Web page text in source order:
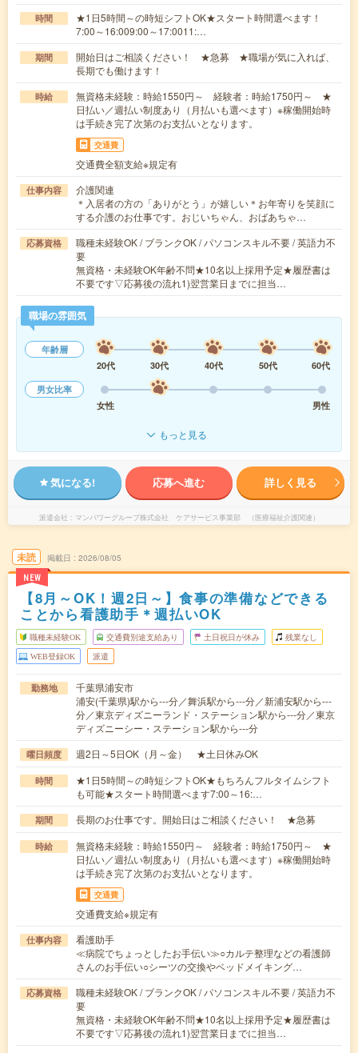
時間
★1日5時間～の時短シフトOK★スタート時間選べます！
7:00～16:009:00～17:0011:…
期間
開始日はご相談ください！ ★急募 ★職場が気に入れば、
長期でも働けます！
時給
無資格未経験：時給1550円～ 経験者：時給1750円～ ★
日払い／週払い制度あり（月払いも選べます）※稼働開始時
は手続き完了次第のお支払いとなります。
交通費
交通費全額支給※規定有
仕事内容
介護関連
＊入居者の方の「ありがとう」が嬉しい＊お年寄りを笑顔に
する介護のお仕事です。おじいちゃん、おばあちゃ…
応募資格
職種未経験OK / ブランクOK / パソコンスキル不要 / 英語力不
要
無資格・未経験OK年齢不問★10名以上採用予定★履歴書は
不要です▽応募後の流れ1)翌営業日までに担当…
職場の雰囲気
年齢層
20代
30代 40代 50代
60代
男女比率
女性
男性
もっと見る
気になる! 応募へ進む 詳しく見る
派遣会社 マンパワーグループ株式会社 ケアサービス事業部 （医療福祉介護関連）
未読
NEW
掲載日 2026/08/05
【8月～OK！週2日～】食事の準備などできる
ことから看護助手＊週払いOK
職種未経験OK 交通費別途支給あり 土日祝日が休み 残業なし
WEB登録OK 派遣
勤務地
千葉県浦安市
浦安(千葉県)駅から---分／舞浜駅から---分／新浦安駅から---
分／東京ディズニーランド・ステーション駅から---分／東京
ディズニーシー・ステーション駅から---分
曜日頻度 週2日～5日OK（月～金） ★土日休みOK
時間
★1日5時間～の時短シフトOK★もちろんフルタイムシフト
も可能★スタート時間選べます7:00～16:…
期間 長期のお仕事です。開始日はご相談ください！ ★急募
時給
無資格未経験：時給1550円～ 経験者：時給1750円～ ★
日払い／週払い制度あり（月払いも選べます）※稼働開始時
は手続き完了次第のお支払いとなります。
交通費
交通費支給※規定有
仕事内容
看護助手
≪病院でちょっとしたお手伝い≫○カルテ整理などの看護師
さんのお手伝い○シーツの交換やベッドメイキング…
応募資格
職種未経験OK / ブランクOK / パソコンスキル不要 / 英語力不
要
無資格・未経験OK年齢不問★10名以上採用予定★履歴書は
不要です▽応募後の流れ1)翌営業日までに担当…